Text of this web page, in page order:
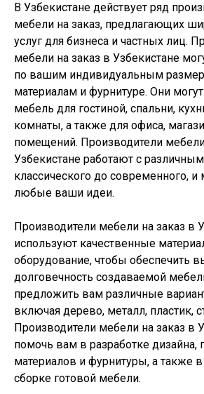
В Узбекистане действует ряд
мебели на заказ, предлагающих
услуг для бизнеса и частных лиц.
мебели на заказ в Узбекистане
по вашим индивидуальным
материалам и фурнитуре. Они могут
мебель для гостиной, спальни,
комнаты, а также для офиса,
помещений. Производители
Узбекистане работают с
классического до современного, и
любые ваши идеи.
Производители мебели на заказ в
используют качественные
оборудование, чтобы обеспечить
долговечность создаваемой
предложить вам различные
включая дерево, металл, пластик,
Производители мебели на заказ в
помочь вам в разработке дизайна,
материалов и фурнитуры, а также
сборке готовой мебели.